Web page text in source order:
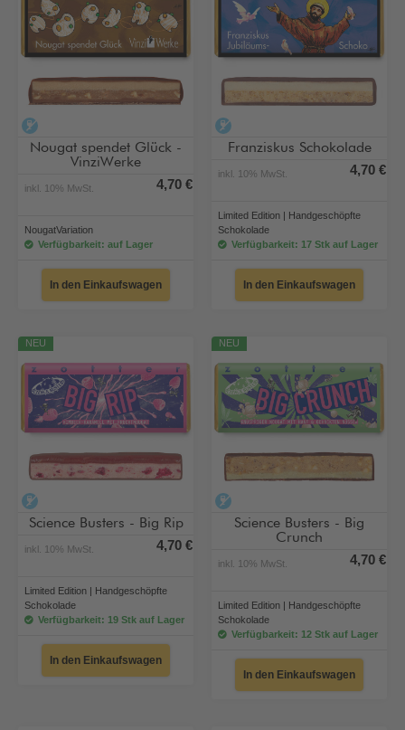
Nougat spendet Glück -
VinziWerke
inkl. 10% MwSt. 4,70 €
NougatVariation
Verfügbarkeit: auf Lager
In den Einkaufswagen
Franziskus Schokolade
inkl. 10% MwSt. 4,70 €
Limited Edition | Handgeschöpfte
Schokolade
Verfügbarkeit: 17 Stk auf Lager
In den Einkaufswagen
NEU
Science Busters - Big Rip
inkl. 10% MwSt. 4,70 €
Limited Edition | Handgeschöpfte
Schokolade
Verfügbarkeit: 19 Stk auf Lager
In den Einkaufswagen
NEU
Science Busters - Big
Crunch
inkl. 10% MwSt. 4,70 €
Limited Edition | Handgeschöpfte
Schokolade
Verfügbarkeit: 12 Stk auf Lager
In den Einkaufswagen